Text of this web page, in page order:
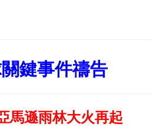
鍵事件禱告
馬遜雨林大火再起